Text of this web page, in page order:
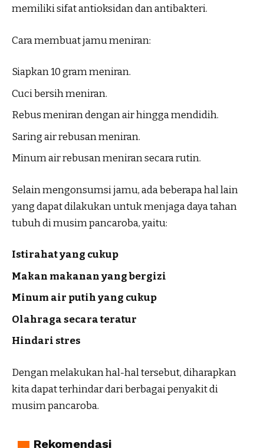
memiliki sifat antioksidan dan antibakteri.
Cara membuat jamu meniran:
Siapkan 10 gram meniran.
Cuci bersih meniran.
Rebus meniran dengan air hingga mendidih.
Saring air rebusan meniran.
Minum air rebusan meniran secara rutin.
Selain mengonsumsi jamu, ada beberapa hal lain
yang dapat dilakukan untuk menjaga daya tahan
tubuh di musim pancaroba, yaitu:
Istirahat yang cukup
Makan makanan yang bergizi
Minum air putih yang cukup
Olahraga secara teratur
Hindari stres
Dengan melakukan hal-hal tersebut, diharapkan
kita dapat terhindar dari berbagai penyakit di
musim pancaroba.
Rekomendasi